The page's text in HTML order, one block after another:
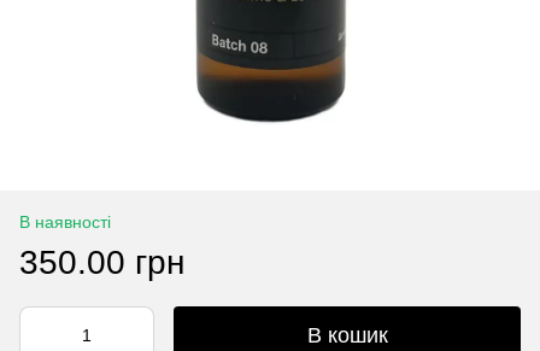
В наявності
350.00 грн
В кошик